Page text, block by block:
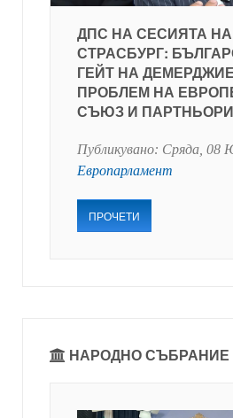
ДПС НА СЕСИЯТА
СТРАСБУРГ:
ГЕЙТ НА
ПРОБЛЕМ НА
СЪЮЗ И
Публикувано: Сряда, 08
Европарламент
ПРОЧЕТИ
НАРОДНО СЪБРАНИЕ